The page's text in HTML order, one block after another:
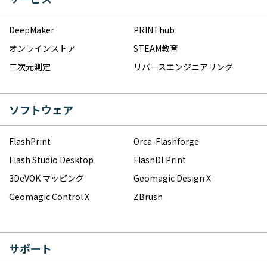
DeepMaker
PRINThub
オンラインストア
STEAM教育
三次元測定
リバースエンジニアリング
ソフトウェア
FlashPrint
Orca-Flashforge
Flash Studio Desktop
FlashDLPrint
3DeVOK マッピング
Geomagic Design X
Geomagic Control X
ZBrush
サポート